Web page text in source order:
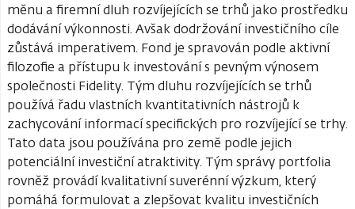
měnu a firemní dluh rozvíjejících se trhů jako prostředku
dodávání výkonnosti. Avšak dodržování investičního cíle
zůstává imperativem. Fond je spravován podle aktivní
filozofie a přístupu k investování s pevným výnosem
společnosti Fidelity. Tým dluhu rozvíjejících se trhů
používá řadu vlastních kvantitativních nástrojů k
zachycování informací specifických pro rozvíjející se trhy.
Tato data jsou používána pro země podle jejich
potenciální investiční atraktivity. Tým správy portfolia
rovněž provádí kvalitativní suverénní výzkum, který
pomáhá formulovat a zlepšovat kvalitu investičních